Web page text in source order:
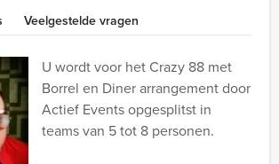
Veelgestelde vragen
U wordt voor het Crazy 88 met
Borrel en Diner arrangement door
Actief Events opgesplitst in
teams van 5 tot 8 personen.